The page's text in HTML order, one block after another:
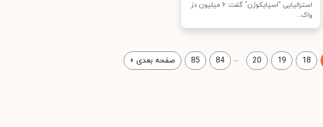
استرالیایی "اسپایکوژن" گفت: ۶ میلیون دز
واک...
18
19
20
...
84
85 صفحه بعدی »